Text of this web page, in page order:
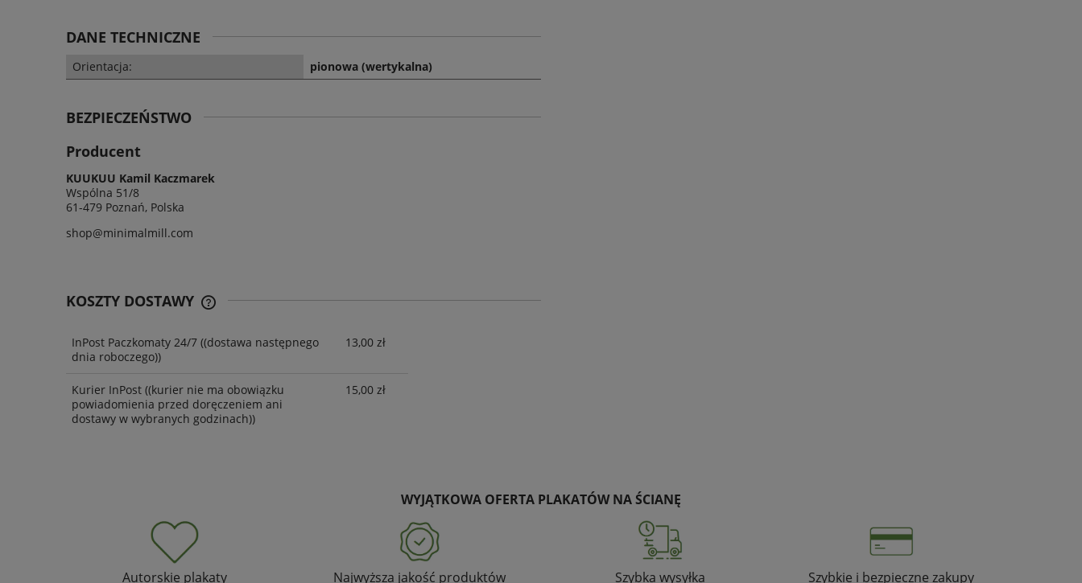
DANE TECHNICZNE
Orientacja: pionowa (wertykalna)
BEZPIECZEŃSTWO
Producent
KUUKUU Kamil Kaczmarek
Wspólna 51/8
61-479 Poznań, Polska
shop@minimalmill.com
KOSZTY DOSTAWY
InPost Paczkomaty 24/7 ((dostawa następnego
dnia roboczego))
13,00 zł
Kurier InPost ((kurier nie ma obowiązku
powiadomienia przed doręczeniem ani
dostawy w wybranych godzinach))
15,00 zł
WYJĄTKOWA OFERTA PLAKATÓW NA ŚCIANĘ
Autorskie plakaty Najwyższa jakość produktów Szybka wysyłka Szybkie i bezpieczne zakupy